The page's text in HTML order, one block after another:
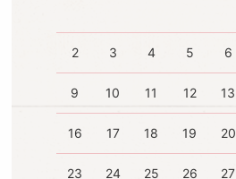
2 3 4 5 6
9 10 11 12 13
16 17 18 19 20
23 24 25 26 27